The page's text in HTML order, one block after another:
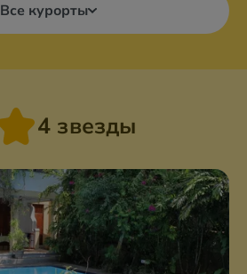
Все курорты
4 звезды